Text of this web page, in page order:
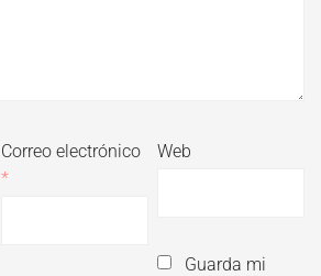
Correo electrónico
*
Web
Guarda mi